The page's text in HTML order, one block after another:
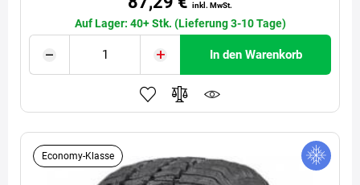
inkl. MwSt.
Auf Lager: 40+ Stk. (Lieferung 3-10 Tage)
In den Warenkorb
Economy-Klasse